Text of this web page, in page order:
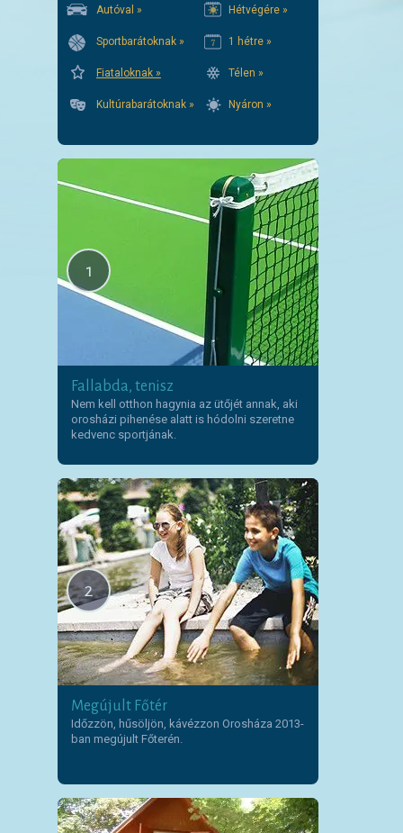
Autóval » Hétvégére »
Sportbarátoknak » 1 hétre »
Fiataloknak » Télen »
Kultúrabarátoknak » Nyáron »
1
Fallabda, tenisz
Nem kell otthon hagynia az ütőjét annak, aki
orosházi pihenése alatt is hódolni szeretne
kedvenc sportjának.
2
Megújult Főtér
Időzzön, hűsöljön, kávézzon Orosháza 2013-
ban megújult Főterén.